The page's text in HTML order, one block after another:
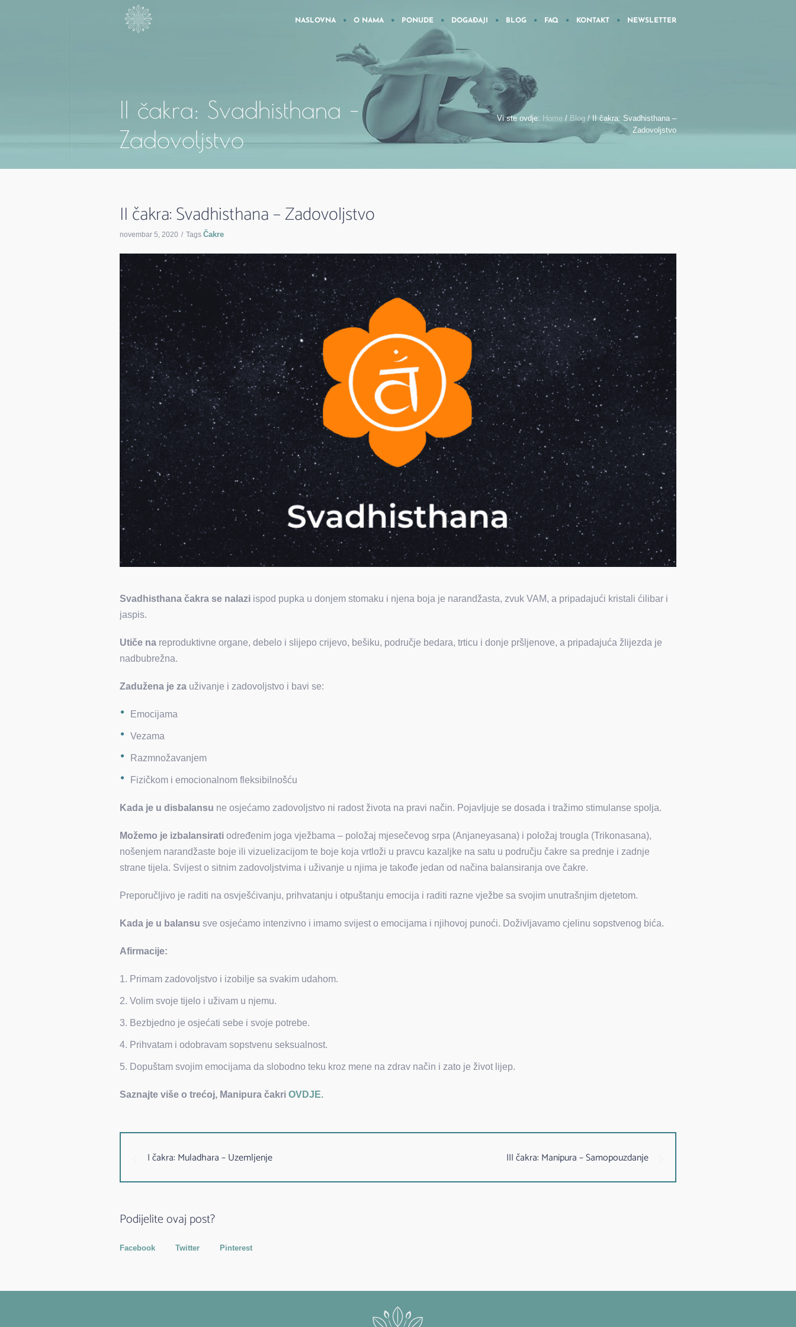
NASLOVNA O NAMA PONUDE DOGAĐAJI BLOG FAQ KONTAKT NEWSLETTER
II čakra: Svadhisthana –
Zadovoljstvo
Vi ste ovdje: Home / Blog /II čakra: Svadhisthana –
Zadovoljstvo
II čakra: Svadhisthana – Zadovoljstvo
novembar 5, 2020 Tags Čakre
Svadhisthana čakra se nalazi ispod pupka u donjem stomaku i njena boja je narandžasta, zvuk VAM, a pripadajući kristali ćilibar i
jaspis.
Utiče na reproduktivne organe, debelo i slijepo crijevo, bešiku, područje bedara, trticu i donje pršljenove, a pripadajuća žlijezda je
nadbubrežna.
Zadužena je za uživanje i zadovoljstvo i bavi se:
Emocijama
Vezama
Razmnožavanjem
Fizičkom i emocionalnom fleksibilnošću
Kada je u disbalansu ne osjećamo zadovoljstvo ni radost života na pravi način. Pojavljuje se dosada i tražimo stimulanse spolja.
Možemo je izbalansirati određenim joga vježbama – položaj mjesečevog srpa (Anjaneyasana) i položaj trougla (Trikonasana),
nošenjem narandžaste boje ili vizuelizacijom te boje koja vrtloži u pravcu kazaljke na satu u području čakre sa prednje i zadnje
strane tijela. Svijest o sitnim zadovoljstvima i uživanje u njima je takođe jedan od načina balansiranja ove čakre.
Preporučljivo je raditi na osvješćivanju, prihvatanju i otpuštanju emocija i raditi razne vježbe sa svojim unutrašnjim djetetom.
Kada je u balansu sve osjećamo intenzivno i imamo svijest o emocijama i njihovoj punoći. Doživljavamo cjelinu sopstvenog bića.
Afirmacije:
Primam zadovoljstvo i izobilje sa svakim udahom.
Volim svoje tijelo i uživam u njemu.
Bezbjedno je osjećati sebe i svoje potrebe.
Prihvatam i odobravam sopstvenu seksualnost.
Dopuštam svojim emocijama da slobodno teku kroz mene na zdrav način i zato je život lijep.
Saznajte više o trećoj, Manipura čakriOVDJE.
I čakra: Muladhara – Uzemljenje III čakra: Manipura – Samopouzdanje
Podijelite ovaj post?
Facebook Twitter Pinterest